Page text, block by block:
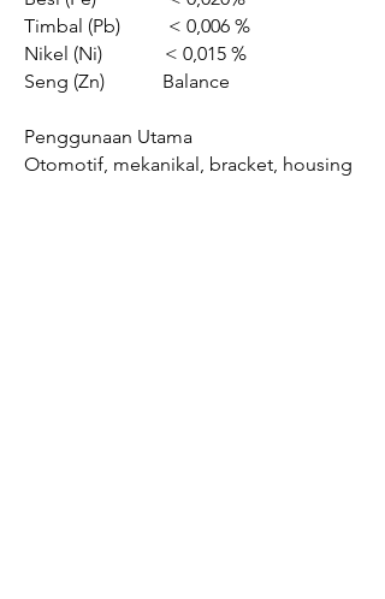
Timbal (Pb) < 0,006 %
Nikel (Ni) < 0,015 %
Seng (Zn) Balance
Penggunaan Utama
Otomotif, mekanikal, bracket, housing